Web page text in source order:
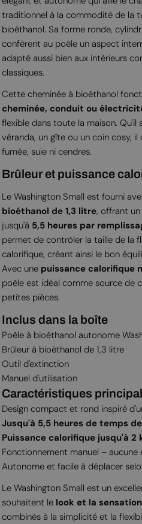
traditionnel à la commodité de la
bioéthanol. Sa forme ronde,
confèrent au poêle un aspect
adapté aussi bien aux intérieurs
classiques.
Cette cheminée à bioéthanol
cheminée, conduit ou
flexible dans toute la maison. Qu'il
véranda, un gîte ou un coin cosy,
fumée, suie ni cendres.
Brûleur et puissance
Le Washington Small est fourni
bioéthanol de 1,3 litre, offrant
jusqu'à 5,5 heures par
permet de contrôler la taille de la
calorifique, créant ainsi le bon
Avec une puissance calorifique
poêle est idéal comme source de
petites pièces.
Inclus dans la boîte
Poêle à bioéthanol autonome
Brûleur à bioéthanol de 1,3 litre
Outil d'extinction
Manuel d'utilisation
Caractéristiques
Design compact et rond inspiré
Jusqu'à 5,5 heures de temps
Puissance calorifique jusqu'à 2
Fonctionnement manuel – aucune
Autonome et facile à déplacer
Le Washington Small est un
souhaitent le look et la
combinés à la simplicité et la